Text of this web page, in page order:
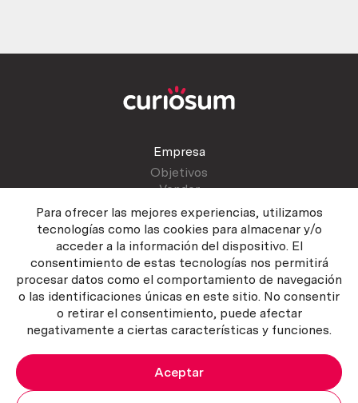
Para ofrecer las mejores experiencias, utilizamos
tecnologías como las cookies para almacenar y/o
acceder a la información del dispositivo. El
consentimiento de estas tecnologías nos permitirá
procesar datos como el comportamiento de navegación
o las identificaciones únicas en este sitio. No consentir
o retirar el consentimiento, puede afectar
negativamente a ciertas características y funciones.
Aceptar
Empresa
Objetivos
Vender
Atención al cliente
Contactar
Manual del vendedor
Política del servicio
Política de Cookies